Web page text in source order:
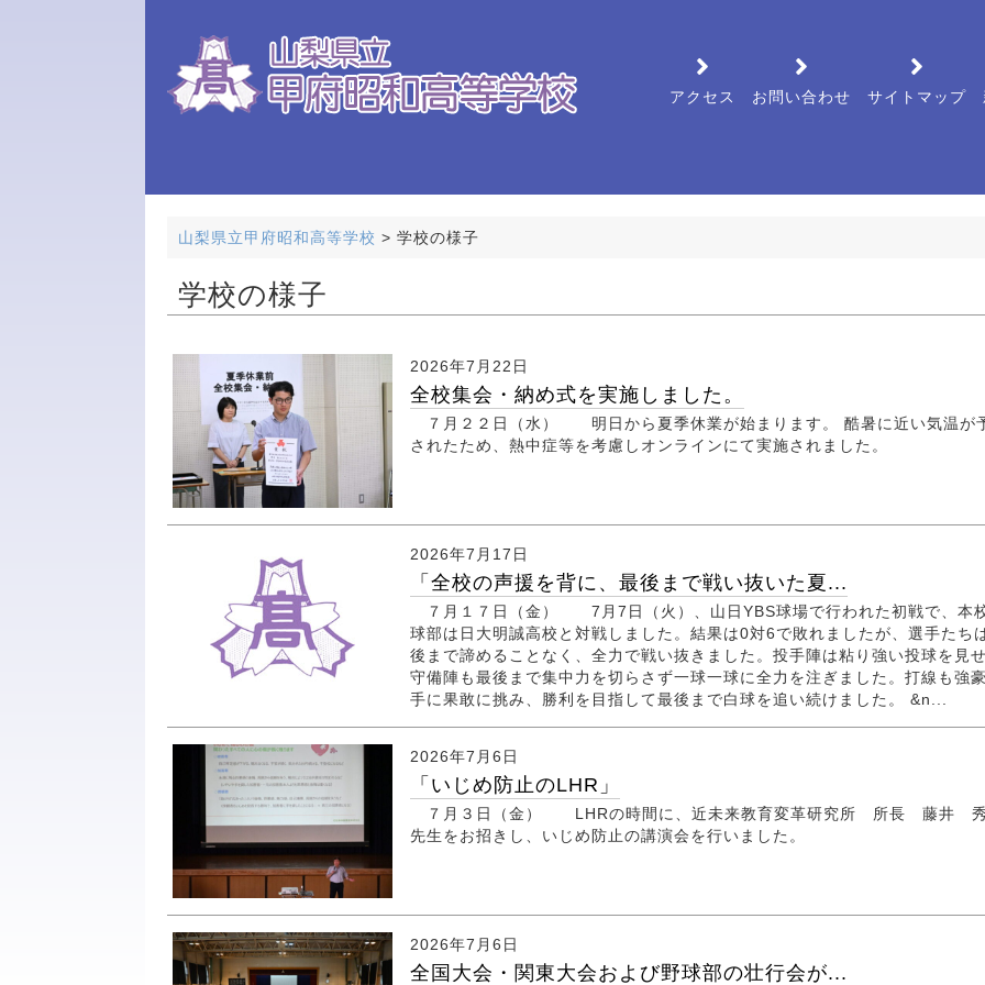
アクセス お問い合わせ サイトマップ
山梨県立甲府昭和高等学校 > 学校の様子
学校の様子
2026年7月22日
全校集会・納め式を実施しました。
７月２２日（水） 明日から夏季休業が始まります。 酷暑に近い気温が
されたため、熱中症等を考慮しオンラインにて実施されました。
2026年7月17日
「全校の声援を背に、最後まで戦い抜いた夏...
７月１７日（金） 7月7日（火）、山日YBS球場で行われた初戦で、本
球部は日大明誠高校と対戦しました。結果は0対6で敗れましたが、選手たち
後まで諦めることなく、全力で戦い抜きました。投手陣は粘り強い投球を見
守備陣も最後まで集中力を切らさず一球一球に全力を注ぎました。打線も強
手に果敢に挑み、勝利を目指して最後まで白球を追い続けました。 &n...
2026年7月6日
「いじめ防止のLHR」
７月３日（金） LHRの時間に、近未来教育変革研究所 所長 藤井
先生をお招きし、いじめ防止の講演会を行いました。
2026年7月6日
全国大会・関東大会および野球部の壮行会が...